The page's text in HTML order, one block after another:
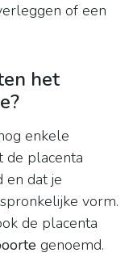
of een
het
enkele
de placenta
en dat je
vorm.
de placenta
genoemd.